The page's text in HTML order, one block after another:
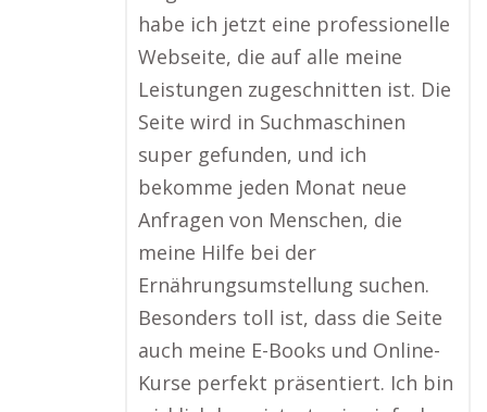
habe ich jetzt eine professionelle
Webseite, die auf alle meine
Leistungen zugeschnitten ist. Die
Seite wird in Suchmaschinen
super gefunden, und ich
bekomme jeden Monat neue
Anfragen von Menschen, die
meine Hilfe bei der
Ernährungsumstellung suchen.
Besonders toll ist, dass die Seite
auch meine E-Books und Online-
Kurse perfekt präsentiert. Ich bin